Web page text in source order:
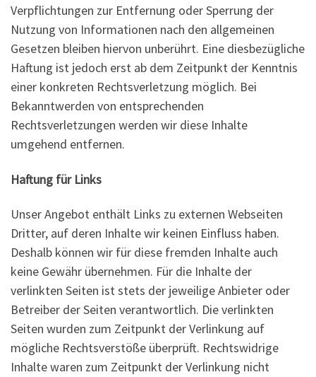
Verpflichtungen zur Entfernung oder Sperrung der
Nutzung von Informationen nach den allgemeinen
Gesetzen bleiben hiervon unberührt. Eine diesbezügliche
Haftung ist jedoch erst ab dem Zeitpunkt der Kenntnis
einer konkreten Rechtsverletzung möglich. Bei
Bekanntwerden von entsprechenden
Rechtsverletzungen werden wir diese Inhalte
umgehend entfernen.
Haftung für Links
Unser Angebot enthält Links zu externen Webseiten
Dritter, auf deren Inhalte wir keinen Einfluss haben.
Deshalb können wir für diese fremden Inhalte auch
keine Gewähr übernehmen. Für die Inhalte der
verlinkten Seiten ist stets der jeweilige Anbieter oder
Betreiber der Seiten verantwortlich. Die verlinkten
Seiten wurden zum Zeitpunkt der Verlinkung auf
mögliche Rechtsverstöße überprüft. Rechtswidrige
Inhalte waren zum Zeitpunkt der Verlinkung nicht